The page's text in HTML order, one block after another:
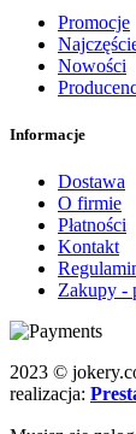
Promocje
Nowości
Informacje
Dostawa
O firmie
Płatności
Kontakt
Zakupy -
2023 ©
realizacja: